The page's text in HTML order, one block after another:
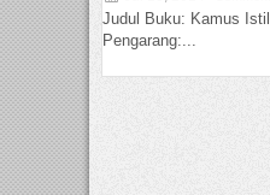
Judul Buku: Kamus
Pengarang:...